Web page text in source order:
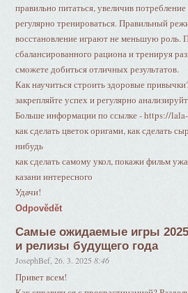
правильно питаться, увеличив
регулярно тренироваться. Правильный
восстановление играют не меньшую роль.
сбалансированного рациона и тренируя
сможете добиться отличных результатов.
Как научиться строить здоровые
закрепляйте успех и регулярно
Больше информации по ссылке - https://
как сделать цветок оригами, как сделать
нибудь
как сделать самому укол, покажи фильм
казани интересного
Удачи!
Odpovědět
Самые ожидаемые игры
и релизы будущего года
JosephBef,26. 3. 2025 8:46
Привет всем!